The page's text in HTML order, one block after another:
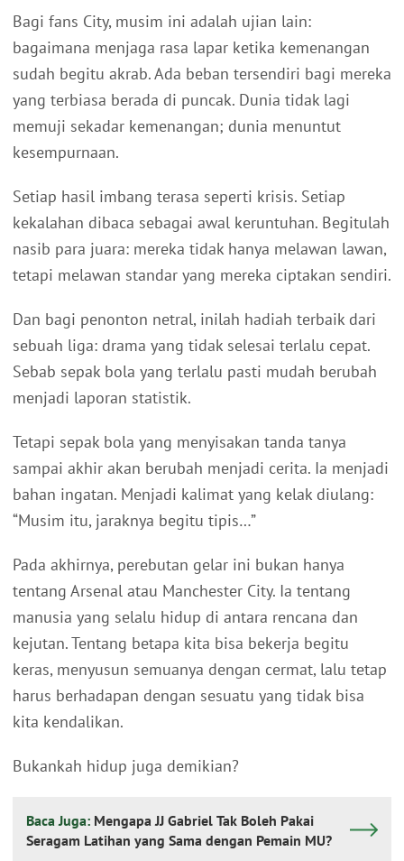
Bagi fans City, musim ini adalah ujian lain:
bagaimana menjaga rasa lapar ketika kemenangan
sudah begitu akrab. Ada beban tersendiri bagi mereka
yang terbiasa berada di puncak. Dunia tidak lagi
memuji sekadar kemenangan; dunia menuntut
kesempurnaan.
Setiap hasil imbang terasa seperti krisis. Setiap
kekalahan dibaca sebagai awal keruntuhan. Begitulah
nasib para juara: mereka tidak hanya melawan lawan,
tetapi melawan standar yang mereka ciptakan sendiri.
Dan bagi penonton netral, inilah hadiah terbaik dari
sebuah liga: drama yang tidak selesai terlalu cepat.
Sebab sepak bola yang terlalu pasti mudah berubah
menjadi laporan statistik.
Tetapi sepak bola yang menyisakan tanda tanya
sampai akhir akan berubah menjadi cerita. Ia menjadi
bahan ingatan. Menjadi kalimat yang kelak diulang:
“Musim itu, jaraknya begitu tipis…”
Pada akhirnya, perebutan gelar ini bukan hanya
tentang Arsenal atau Manchester City. Ia tentang
manusia yang selalu hidup di antara rencana dan
kejutan. Tentang betapa kita bisa bekerja begitu
keras, menyusun semuanya dengan cermat, lalu tetap
harus berhadapan dengan sesuatu yang tidak bisa
kita kendalikan.
Bukankah hidup juga demikian?
Baca Juga: Mengapa JJ Gabriel Tak Boleh Pakai
Seragam Latihan yang Sama dengan Pemain MU?